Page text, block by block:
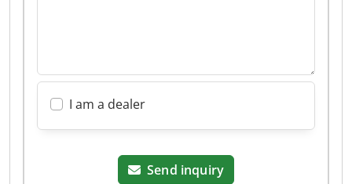
I am a dealer
Send inquiry